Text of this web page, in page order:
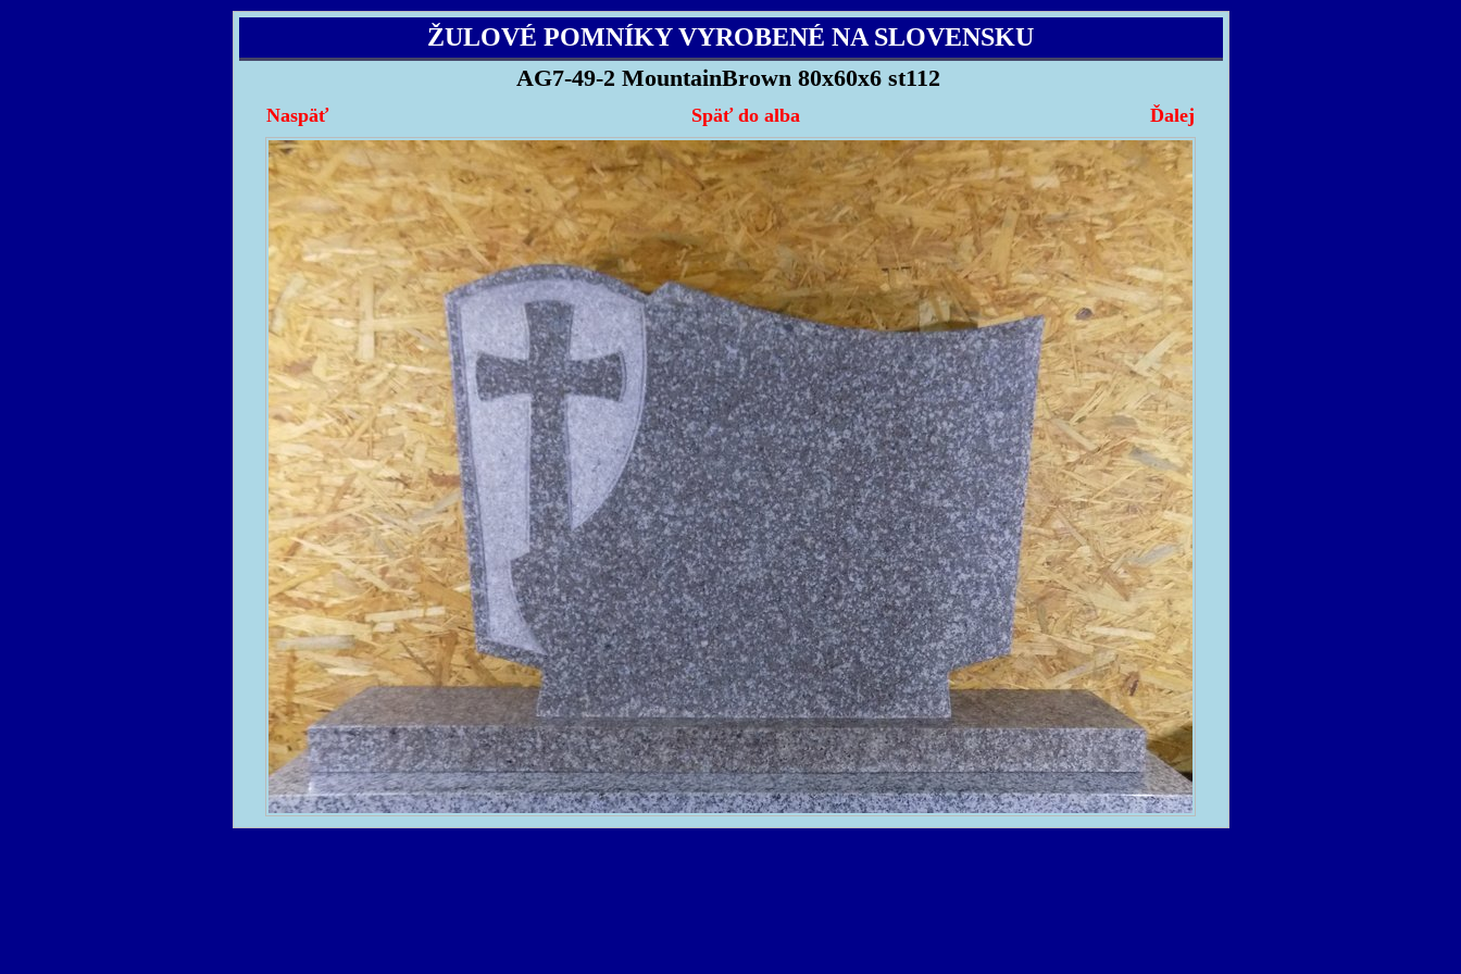
ŽULOVÉ POMNÍKY VYROBENÉ NA SLOVENSKU
AG7-49-2 MountainBrown 80x60x6 st112
Naspäť Späť do alba Ďalej